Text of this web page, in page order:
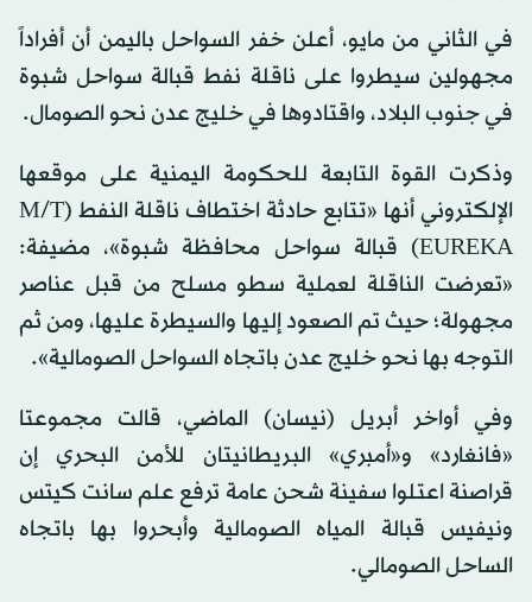
في الثاني من مايو، أعلن خفر السواحل باليمن أن أفراداً
مجهولين سيطروا على ناقلة نفط قبالة سواحل شبوة
في جنوب البلاد، واقتادوها في خليج عدن نحو الصومال.
وذكرت القوة التابعة للحكومة اليمنية على موقعها
الإلكتروني أنها «تتابع حادثة اختطاف ناقلة النفط (M/T
EUREKA) قبالة سواحل محافظة شبوة»، مضيفة:
«تعرضت الناقلة لعملية سطو مسلح من قبل عناصر
مجهولة؛ حيث تم الصعود إليها والسيطرة عليها، ومن ثم
التوجه بها نحو خليج عدن باتجاه السواحل الصومالية».
وفي أواخر أبريل (نيسان) الماضي، قالت ‌مجموعتا
«فانغارد» و«أمبري» البريطانيتان للأمن البحري إن
قراصنة اعتلوا سفينة شحن عامة ترفع علم سانت كيتس
ونيفيس قبالة المياه الصومالية وأبحروا بها باتجاه
الساحل الصومالي.